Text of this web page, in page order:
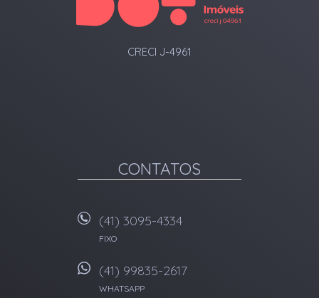
CRECI J-4961
CONTATOS
(41) 3095-4334
FIXO
(41) 99835-2617
WHATSAPP